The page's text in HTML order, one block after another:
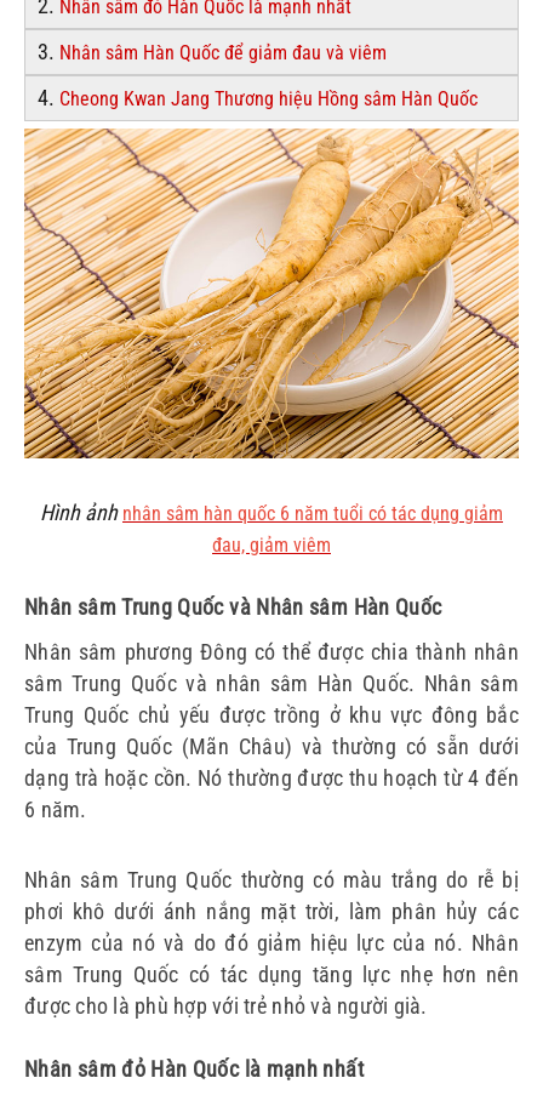
Nhân sâm đỏ Hàn Quốc là mạnh nhất
3. Nhân sâm Hàn Quốc để giảm đau và viêm
4. Cheong Kwan Jang Thương hiệu Hồng sâm Hàn Quốc
Hình ảnh nhân sâm hàn quốc 6 năm tuổi có tác dụng giảm
đau, giảm viêm
Nhân sâm Trung Quốc và Nhân sâm Hàn Quốc
Nhân sâm phương Đông có thể được chia thành nhân
sâm Trung Quốc và nhân sâm Hàn Quốc. Nhân sâm
Trung Quốc chủ yếu được trồng ở khu vực đông bắc
của Trung Quốc (Mãn Châu) và thường có sẵn dưới
dạng trà hoặc cồn. Nó thường được thu hoạch từ 4 đến
6 năm.
Nhân sâm Trung Quốc thường có màu trắng do rễ bị
phơi khô dưới ánh nắng mặt trời, làm phân hủy các
enzym của nó và do đó giảm hiệu lực của nó. Nhân
sâm Trung Quốc có tác dụng tăng lực nhẹ hơn nên
được cho là phù hợp với trẻ nhỏ và người già.
Nhân sâm đỏ Hàn Quốc là mạnh nhất